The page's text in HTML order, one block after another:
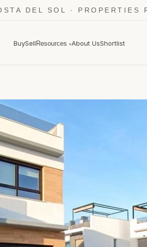
DEL SOL · PROPERTIES
BuySellResources▾About UsShortlist